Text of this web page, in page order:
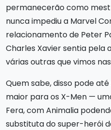
permanecerão como
nunca impediu a Marvel
relacionamento de Peter
Charles Xavier sentia pela
várias outras que vimos
Quem sabe, disso pode
maior para os X-Men —
Fera, com Animalia
substituta do super-herói